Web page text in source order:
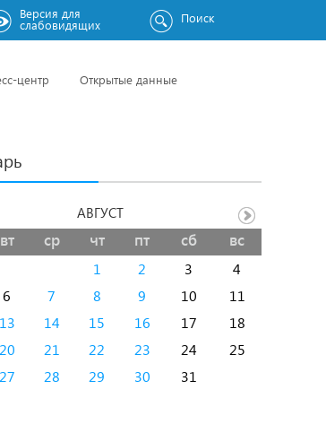
Версия для
слабовидящих Поиск
центр Открытые данные
вт ср чт пт сб вс
1 2 3
4
6 7 8 9 10
11
13 14 15 16 17
18
20 21 22 23 24
25
27 28 29 30 31
АВГУСТ